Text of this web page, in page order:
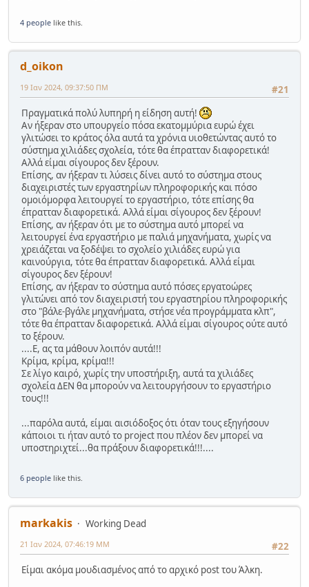
4 people like this.
d_oikon
#21
19 Ιαν 2024, 09:37:50 ΠΜ
Πραγματικά πολύ λυπηρή η είδηση αυτή!
Αν ήξεραν στο υπουργείο πόσα εκατομμύρια ευρώ έχει
γλιτώσει το κράτος όλα αυτά τα χρόνια υιοθετώντας αυτό το
σύστημα χιλιάδες σχολεία, τότε θα έπρατταν διαφορετικά!
Αλλά είμαι σίγουρος δεν ξέρουν.
Επίσης, αν ήξεραν τι λύσεις δίνει αυτό το σύστημα στους
διαχειριστές των εργαστηρίων πληροφορικής και πόσο
ομοιόμορφα λειτουργεί το εργαστήριο, τότε επίσης θα
έπρατταν διαφορετικά. Αλλά είμαι σίγουρος δεν ξέρουν!
Επίσης, αν ήξεραν ότι με το σύστημα αυτό μπορεί να
λειτουργεί ένα εργαστήριο με παλιά μηχανήματα, χωρίς να
χρειάζεται να ξοδέψει το σχολείο χιλιάδες ευρώ για
καινούργια, τότε θα έπρατταν διαφορετικά. Αλλά είμαι
σίγουρος δεν ξέρουν!
Επίσης, αν ήξεραν το σύστημα αυτό πόσες εργατοώρες
γλιτώνει από τον διαχειριστή του εργαστηρίου πληροφορικής
στο "βάλε-βγάλε μηχανήματα, στήσε νέα προγράμματα κλπ",
τότε θα έπρατταν διαφορετικά. Αλλά είμαι σίγουρος ούτε αυτό
το ξέρουν.
....Ε, ας τα μάθουν λοιπόν αυτά!!!
Κρίμα, κρίμα, κρίμα!!!
Σε λίγο καιρό, χωρίς την υποστήριξη, αυτά τα χιλιάδες
σχολεία ΔΕΝ θα μπορούν να λειτουργήσουν το εργαστήριο
τους!!!
...παρόλα αυτά, είμαι αισιόδοξος ότι όταν τους εξηγήσουν
κάποιοι τι ήταν αυτό το project που πλέον δεν μπορεί να
υποστηριχτεί...θα πράξουν διαφορετικά!!!....
6 people like this.
markakis
Working Dead
#22
21 Ιαν 2024, 07:46:19 ΜΜ
Είμαι ακόμα μουδιασμένος από το αρχικό post του Άλκη.